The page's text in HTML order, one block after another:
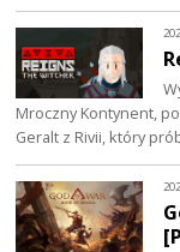
Mroczny Kontynent,
Geralt z Rivii, który